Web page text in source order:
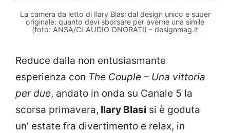
La camera da letto di Ilary Blasi dal design unico e super
originale: quanto devi sborsare per averne una simile
(foto: ANSA/CLAUDIO ONORATI) - designmag.it
Reduce dalla non entusiasmante
esperienza con The Couple – Una vittoria
per due, andato in onda su Canale 5 la
scorsa primavera, Ilary Blasi si è goduta
un’ estate fra divertimento e relax, in